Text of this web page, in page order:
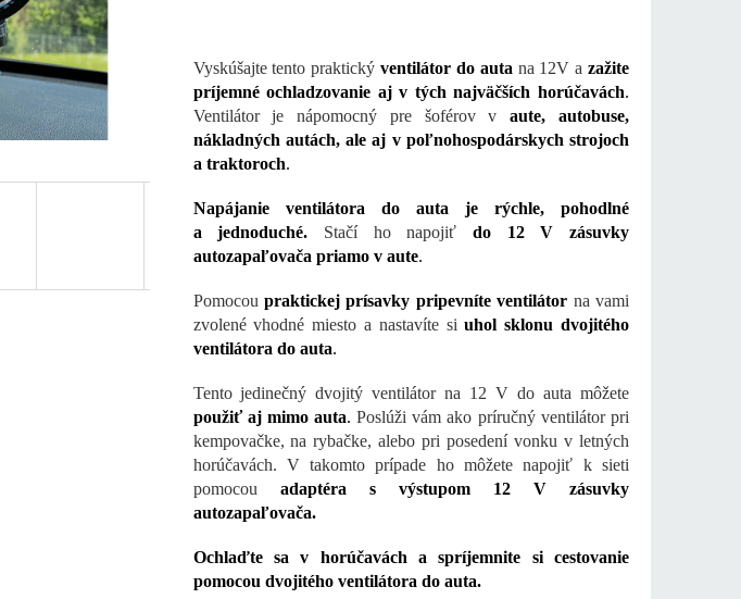
Vyskúšajte tento praktický ventilátor do auta na 12V azažite
príjemné ochladzovanie aj v tých najväčších horúčavách.
Ventilátor je nápomocný pre šoférov vaute, autobuse,
nákladných autách, ale aj v poľnohospodárskych strojoch
a traktoroch.
Napájanie ventilátora do auta je rýchle, pohodlné
a jednoduché. Stačí ho napojiť do 12 V zásuvky
autozapaľovača priamo v aute.
Pomocou praktickej prísavky pripevníte ventilátor na vami
zvolené vhodné miesto a nastavíte siuhol sklonu dvojitého
ventilátora do auta.
Tento jedinečný dvojitý ventilátor na 12 V do auta môžete
použiť aj mimo auta. Poslúži vám ako príručný ventilátor pri
kempovačke, na rybačke, alebo pri posedení vonku v letných
horúčavách. V takomto prípade ho môžete napojiť k sieti
pomocou adaptéra s výstupom 12 V zásuvky
autozapaľovača.
Ochlaďte sa v horúčavách a spríjemnite si cestovanie
pomocou dvojitého ventilátora do auta.